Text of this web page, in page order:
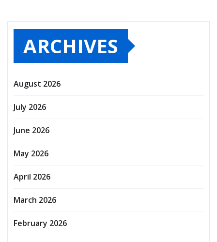
ARCHIVES
August 2026
July 2026
June 2026
May 2026
April 2026
March 2026
February 2026